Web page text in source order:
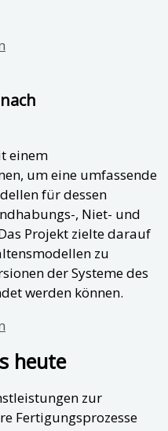
einem
um eine umfassende
für dessen
, Niet- und
Projekt zielte darauf
zu
der Systeme des
werden können.
heute
zur
Fertigungsprozesse